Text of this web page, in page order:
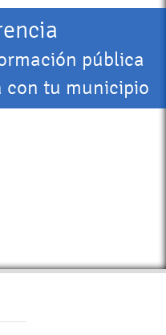
pública
con tu municipio